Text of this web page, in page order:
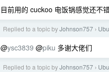
目前用的 cuckoo 电饭锅感觉还不
Replied to a topic byJohnson757 ›
@ysc3839 @piku 多谢大佬们
Replied to a topic byJohnson757 ›